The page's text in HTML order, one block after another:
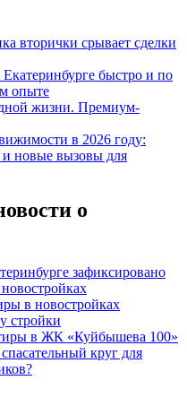
вторички срывает сделки
быстро и по
опыте
жизни. Премиум-
в 2026 году:
новые вызовы для
о
зафиксировано
в новостройках
стройки
в ЖК «Куйбышева 100»
круг для